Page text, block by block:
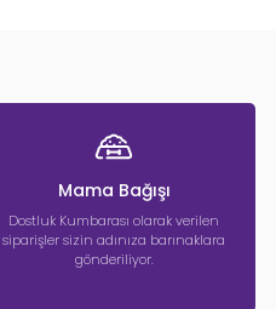
Mama Bağışı
Dostluk Kumbarası olarak verilen
siparişler sizin adınıza barınaklara
gönderiliyor.